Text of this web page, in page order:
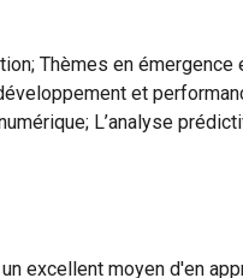
Thèmes en émergence
et
L’analyse
excellent moyen d'en